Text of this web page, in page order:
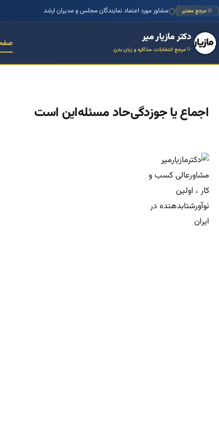
مرجع معتبر مشاور مورد اعتماد نمایندگان مجلس و مدیران ارشد
دکتر مازیار میر
مرجع انتخابات، مذاکره و زبان بدن
اجماع یا جوزدگی‌حاد مسئله‌این است